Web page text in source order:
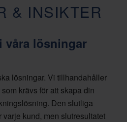
& INSIKTER
våra lösningar
lösningar. Vi tillhandahåller
krävs för att skapa din
Den slutliga
kund, men slutresultatet